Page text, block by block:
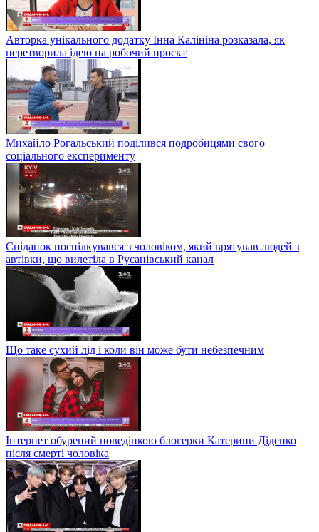
Авторка унікального додатку Інна Калініна розказала, як
перетворила ідею на робочий проєкт
Михайло Рогальський поділився подробицями свого
соціального експерименту
Сніданок поспілкувався з чоловіком, який врятував людей з
автівки, що вилетіла в Русанівський канал
Що таке сухий лід і коли він може бути небезпечним
Інтернет обурений поведінкою блогерки Катерини Діденко
після смерті чоловіка